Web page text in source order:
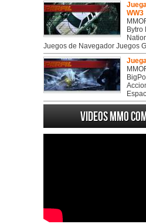
WW3
Bytro
Juegos de Navegador Juegos
Videos MMO